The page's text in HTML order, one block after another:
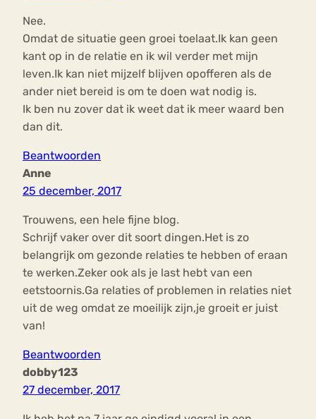
Nee.
Omdat de situatie geen groei toelaat.Ik kan geen
kant op in de relatie en ik wil verder met mijn
leven.Ik kan niet mijzelf blijven opofferen als de
ander niet bereid is om te doen wat nodig is.
Ik ben nu zover dat ik weet dat ik meer waard ben
dan dit.
Beantwoorden
Anne
25 december, 2017
Trouwens, een hele fijne blog.
Schrijf vaker over dit soort dingen.Het is zo
belangrijk om gezonde relaties te hebben of eraan
te werken.Zeker ook als je last hebt van een
eetstoornis.Ga relaties of problemen in relaties niet
uit de weg omdat ze moeilijk zijn,je groeit er juist
van!
Beantwoorden
dobby123
27 december, 2017